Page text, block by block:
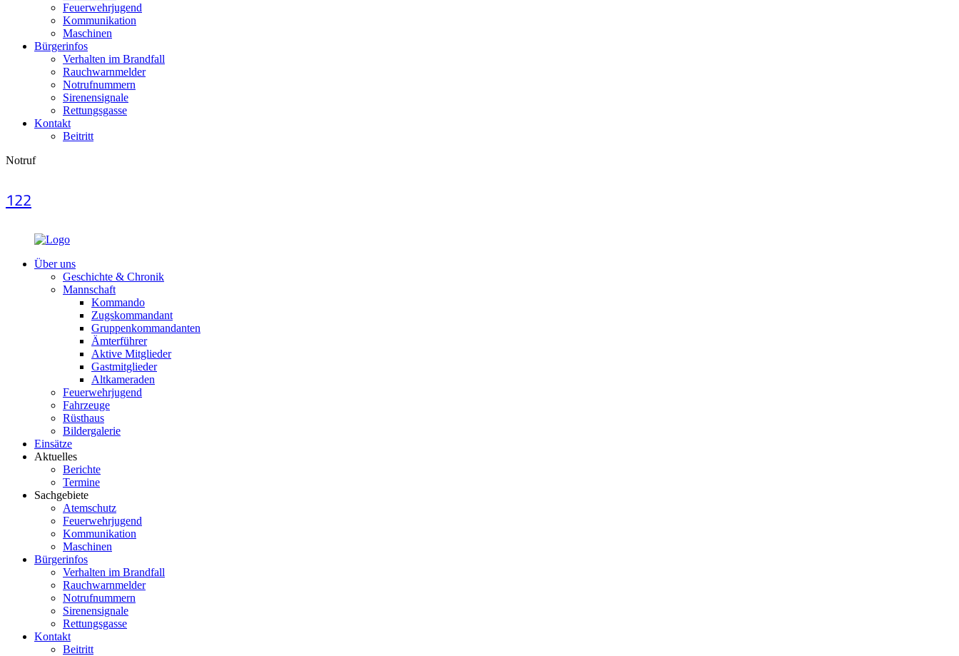
Feuerwehrjugend
Kommunikation
Maschinen
Bürgerinfos
Verhalten im Brandfall
Rauchwarnmelder
Notrufnummern
Sirenensignale
Rettungsgasse
Kontakt
Beitritt
Notruf
122
Über uns
Geschichte & Chronik
Mannschaft
Kommando
Zugskommandant
Gruppenkommandanten
Ämterführer
Aktive Mitglieder
Gastmitglieder
Altkameraden
Feuerwehrjugend
Fahrzeuge
Rüsthaus
Bildergalerie
Einsätze
Aktuelles
Berichte
Termine
Sachgebiete
Atemschutz
Feuerwehrjugend
Kommunikation
Maschinen
Bürgerinfos
Verhalten im Brandfall
Rauchwarnmelder
Notrufnummern
Sirenensignale
Rettungsgasse
Kontakt
Beitritt